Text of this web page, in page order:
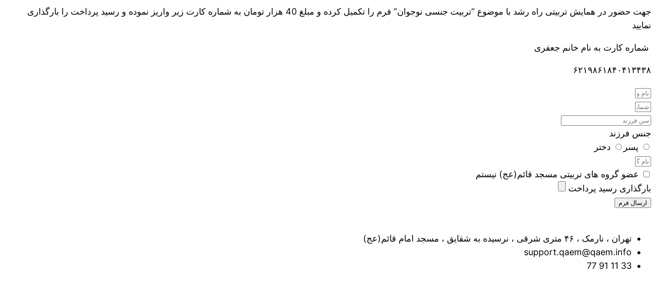
جهت حضور در همایش تربیتی راه رشد با موضوع “تربیت جنسی نوجوان” فرم را تکمیل کرده و مبلغ 40 هزار تومان به شماره کارت زیر واریز نموده و رسید پرداخت را بارگذاری
نمایید
شماره کارت به نام خانم جعفری
۶۲۱۹۸۶۱۸۴۰۴۱۳۴۳۸
جنس فرزند
پسر
دختر
عضو گروه های تربیتی مسجد قائم(عج) نیستم
بارگذاری رسید پرداخت
ارسال فرم
تهران ، نارمک ، ۴۶ متری شرقی ، نرسیده به شقایق ، مسجد امام قائم(عج)
support.qaem@qaem.info
33 11 91 77